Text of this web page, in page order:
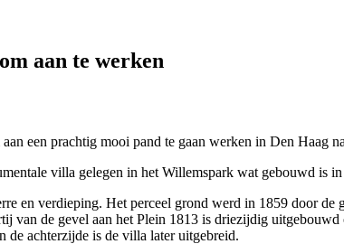
aan te werken
een prachtig mooi pand te gaan werken in Den Haag
villa gelegen in het Willemspark wat gebouwd is
en verdieping. Het perceel grond werd in 1859 door
van de gevel aan het Plein 1813 is driezijdig
de achterzijde is de villa later uitgebreid.